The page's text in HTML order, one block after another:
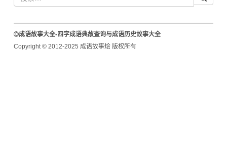
成语故事大全-四字成语典故查询与成语历史故事大全
Copyright © 2012-2025 成语故事烩 版权所有